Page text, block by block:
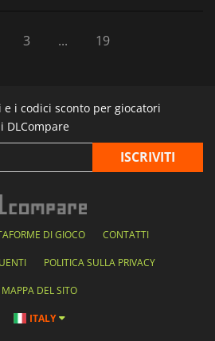
3 ... 19
i codici sconto per giocatori
DLCompare
DI GIOCO CONTATTI
POLITICA SULLA PRIVACY
MAPPA DEL SITO
ITALY